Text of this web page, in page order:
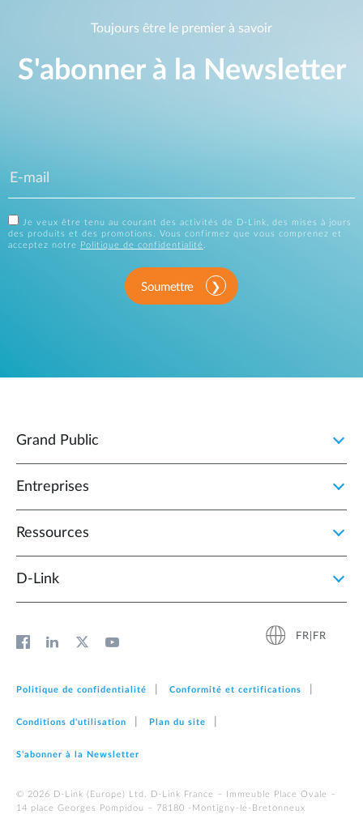
Toujours être le premier à savoir
S'abonner à la Newsletter
Je veux être tenu au courant des activités de D-Link, des mises à jours
des produits et des promotions. Vous confirmez que vous comprenez et
acceptez notre
Politique de confidentialité.
Soumettre
Grand Public
Entreprises
Ressources
D‑Link
FR|FR
Politique de confidentialité Conformité et certifications
Conditions d'utilisation Plan du site
S'abonner à la Newsletter
© 2026 D‑Link (Europe) Ltd. D-Link France – Immeuble Place Ovale –
14 place Georges Pompidou – 78180 -Montigny-le-Bretonneux